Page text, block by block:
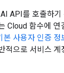
API를 호출하기
Cloud 함수에 연
본 사용자 인증 정
적으로 서비스 계